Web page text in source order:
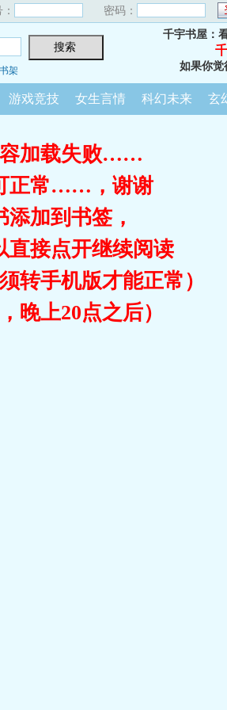
密码：
架
千宇书屋：
如果你觉
游戏竞技 女生言情 科幻未来 玄
容加载失败……
正常……，谢谢
加到书签，
直接点开继续阅读
转手机版才能正常）
晚上20点之后）